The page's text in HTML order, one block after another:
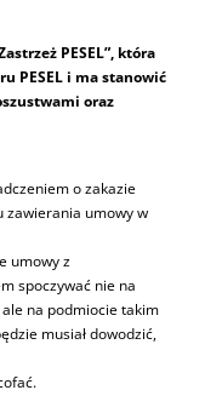
PESEL”, która
PESEL i ma stanowić
oraz
o zakazie
zawierania umowy w
umowy z
spoczywać nie na
na podmiocie takim
musiał dowodzić,